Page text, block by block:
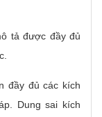
tả được đầy đủ
đầy đủ các kích
Dung sai kích